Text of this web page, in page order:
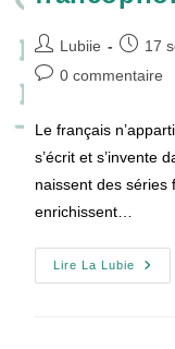
Auteur/autrice
de
Lubiie
publiée :
17
Commentaires
publication :
0 commentaire
Le français
s’écrit et s’invente
naissent des séries
enrichissent…
Lire La Lubie
De